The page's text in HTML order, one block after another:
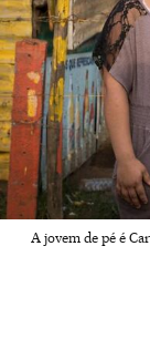
A jovem de pé é